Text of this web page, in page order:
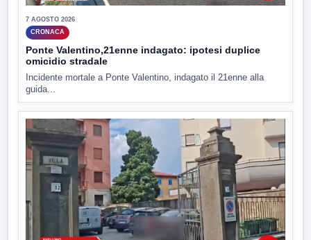
7 AGOSTO 2026
CRONACA
Ponte Valentino,21enne indagato: ipotesi duplice
omicidio stradale
Incidente mortale a Ponte Valentino, indagato il 21enne alla
guida...